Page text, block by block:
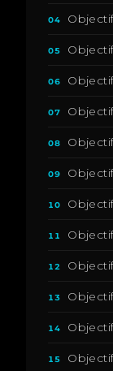
04
05
06
07
08
09
10
11
12
13
14
15